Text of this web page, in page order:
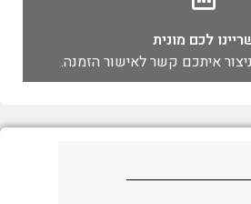
לכם מונית
איתכם קשר לאישור הזמנה.